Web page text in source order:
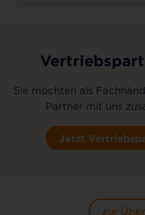
Sie möchten als
Partner mit uns
Jetzt
zur